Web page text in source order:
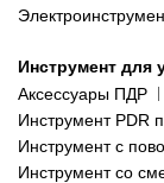
Инструмент для
Аксессуары ПДР
Инструмент PDR
Инструмент с
Инструмент со